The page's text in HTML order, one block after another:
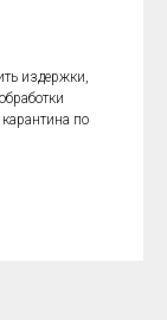
издержки,
по